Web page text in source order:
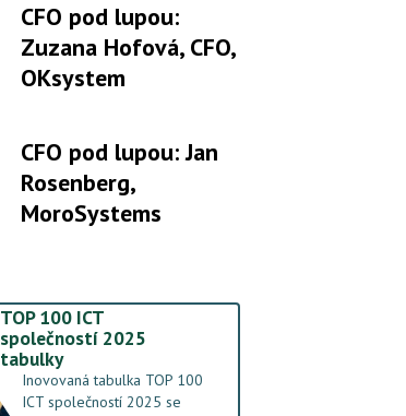
CFO pod lupou:
Zuzana Hofová, CFO,
OKsystem
CFO pod lupou: Jan
Rosenberg,
MoroSystems
TOP 100 ICT
společností 2025
tabulky
Inovovaná tabulka TOP 100
ICT společností 2025 se